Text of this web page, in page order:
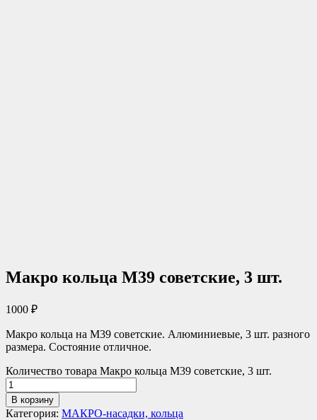
Макро кольца М39 советские, 3 шт.
1000 ₽
Макро кольца на М39 советские. Алюминиевые, 3 шт. разного
размера. Состояние отличное.
Количество товара Макро кольца М39 советские, 3 шт.
В корзину
Категория: МАКРО-насадки, кольца